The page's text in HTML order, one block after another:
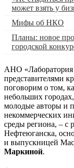
может взять у
Мифы об НКО
Планы: новое
городской
АНО «Лаборатория
представителями
поговорим о том,
небольших
молодые авторы и
некоммерческих
среды региона, – с
Нефтеюганска,
и выпускницей
Маркиной.